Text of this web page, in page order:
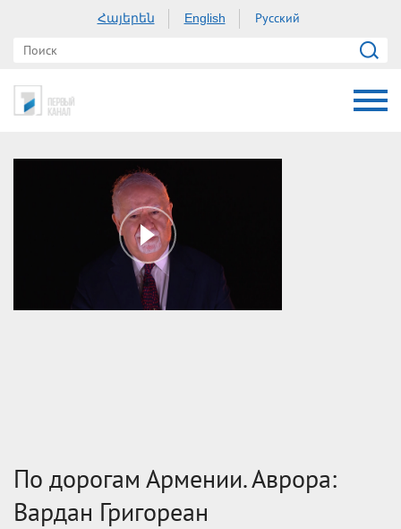
Հայերեն English Русский
По дорогам Армении. Аврора:
Вардан Григореан